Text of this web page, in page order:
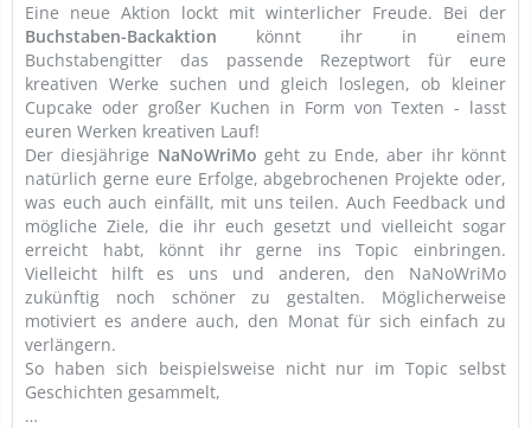
Eine neue Aktion lockt mit winterlicher Freude. Bei der
Buchstaben-Backaktion
könnt ihr in einem
Buchstabengitter das passende Rezeptwort für eure
kreativen Werke suchen und gleich loslegen, ob kleiner
Cupcake oder großer Kuchen in Form von Texten - lasst
euren Werken kreativen Lauf!
Der diesjährige NaNoWriMo geht zu Ende, aber ihr könnt
natürlich gerne eure Erfolge, abgebrochenen Projekte oder,
was euch auch einfällt, mit uns teilen. Auch Feedback und
mögliche Ziele, die ihr euch gesetzt und vielleicht sogar
erreicht habt, könnt ihr gerne ins Topic einbringen.
Vielleicht hilft es uns und anderen, den NaNoWriMo
zukünftig noch schöner zu gestalten. Möglicherweise
motiviert es andere auch, den Monat für sich einfach zu
verlängern.
So haben sich beispielsweise nicht nur im Topic selbst
Geschichten gesammelt,
…